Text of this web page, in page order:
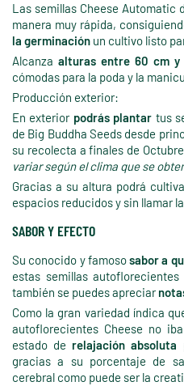
Las semillas Cheese Automatic
manera muy rápida,
la germinación un cultivo listo
Alcanza alturas entre 60 cm y
cómodas para la poda y la
Producción exterior:
En exteriorpodrás plantar tus
de Big Buddha Seeds desde
su recolecta a finales de
variar según el clima que se
Gracias a su altura podrá
espacios reducidos y sin llamar
SABOR Y EFECTO
Su conocido y famososabor a
estas semillas
también se puedes apreciar
Como la gran variedad índica
autoflorecientes Cheese no
estado de relajación absoluta
gracias a su porcentaje de
cerebral como puede ser la